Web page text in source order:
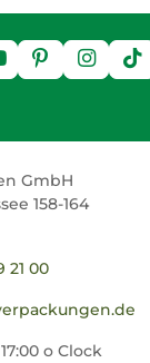
GmbH
158-164
21 00
o Clock